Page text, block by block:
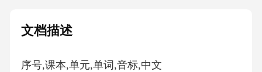
文档描述
序号,课本,单元,单词,音标,中文